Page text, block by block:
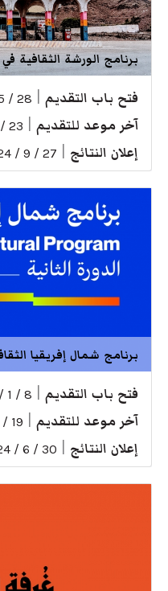
برنامج الورشة الثقافية
فتح باب التقديم 28 / 5 / 2024
آخر موعد للتقديم 23 / 7 / 2024
إعلان النتائج 27 / 9 / 2024
برنامج شمال إفريقيا
فتح باب التقديم 8 / 1 / 2024
آخر موعد للتقديم 19 / 3 / 2024
إعلان النتائج 30 / 6 / 2024